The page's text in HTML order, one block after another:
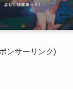
ンサーリンク)